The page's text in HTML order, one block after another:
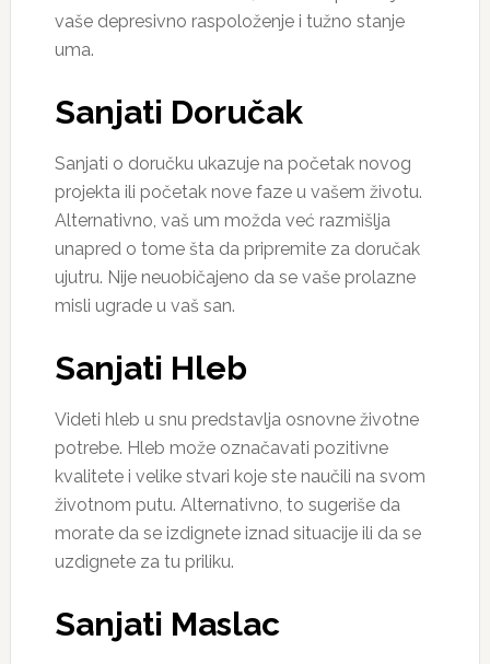
vaše depresivno raspoloženje i tužno stanje
uma.
Sanjati Doručak
Sanjati o doručku ukazuje na početak novog
projekta ili početak nove faze u vašem životu.
Alternativno, vaš um možda već razmišlja
unapred o tome šta da pripremite za doručak
ujutru. Nije neuobičajeno da se vaše prolazne
misli ugrade u vaš san.
Sanjati Hleb
Videti hleb u snu predstavlja osnovne životne
potrebe. Hleb može označavati pozitivne
kvalitete i velike stvari koje ste naučili na svom
životnom putu. Alternativno, to sugeriše da
morate da se izdignete iznad situacije ili da se
uzdignete za tu priliku.
Sanjati Maslac